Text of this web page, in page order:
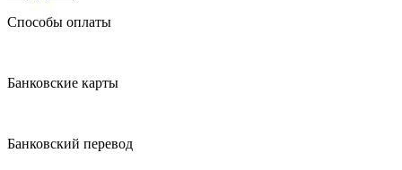
Способы оплаты
Банковские карты
Банковский перевод